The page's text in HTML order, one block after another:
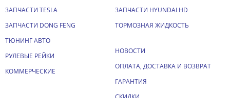
ЗАПЧАСТИ TESLA
ЗАПЧАСТИ DONG FENG
ТЮНИНГ АВТО
РУЛЕВЫЕ РЕЙКИ
КОММЕРЧЕСКИЕ
ЗАПЧАСТИ HYUNDAI HD
ТОРМОЗНАЯ ЖИДКОСТЬ
НОВОСТИ
ОПЛАТА, ДОСТАВКА И ВОЗВРАТ
ГАРАНТИЯ